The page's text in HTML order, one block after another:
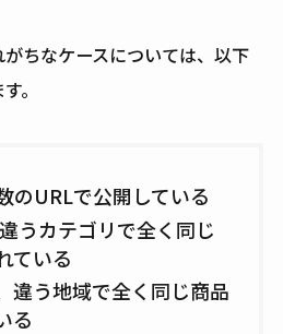
ちなケースについては、以下
。
のURLで公開している
うカテゴリで全く同じ
ている
違う地域で全く同じ商品
る